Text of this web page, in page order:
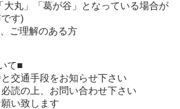
大丸」「葛が谷」となっている場合が
す)
ご理解のある方
て■
交通手段をお知らせ下さい
読の上、お問い合わせ下さい
い致します